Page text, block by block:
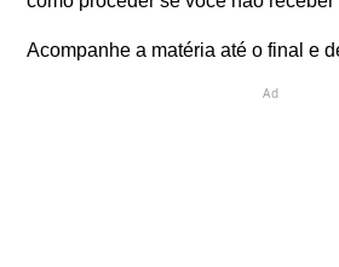
Acompanhe a matéria até o final e
Ad